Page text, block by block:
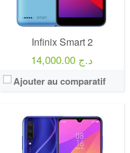
Infinix Smart 2
14,000.00 د.ج
Ajouter au comparatif